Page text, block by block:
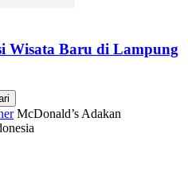
Wisata Baru di Lampung
McDonald’s Adakan